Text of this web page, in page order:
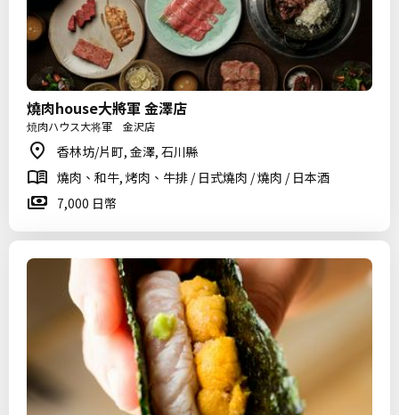
燒肉house大將軍 金澤店
焼肉ハウス大将軍 金沢店
香林坊/片町, 金澤, 石川縣
燒肉、和牛, 烤肉、牛排 / 日式燒肉 / 燒肉 / 日本酒
7,000 日幣